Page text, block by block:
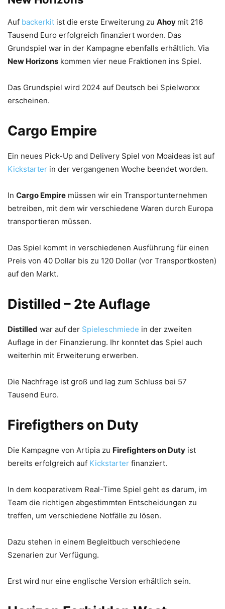
Auf backerkit ist die erste Erweiterung zu Ahoy mit 216
Tausend Euro erfolgreich finanziert worden. Das
Grundspiel war in der Kampagne ebenfalls erhältlich. Via
New Horizons kommen vier neue Fraktionen ins Spiel.
Das Grundspiel wird 2024 auf Deutsch bei Spielworxx
erscheinen.
Cargo Empire
Ein neues Pick-Up and Delivery Spiel von Moaideas ist auf
Kickstarter in der vergangenen Woche beendet worden.
In Cargo Empire müssen wir ein Transportunternehmen
betreiben, mit dem wir verschiedene Waren durch Europa
transportieren müssen.
Das Spiel kommt in verschiedenen Ausführung für einen
Preis von 40 Dollar bis zu 120 Dollar (vor Transportkosten)
auf den Markt.
Distilled – 2te Auflage
Distilled war auf der Spieleschmiede in der zweiten
Auflage in der Finanzierung. Ihr konntet das Spiel auch
weiterhin mit Erweiterung erwerben.
Die Nachfrage ist groß und lag zum Schluss bei 57
Tausend Euro.
Firefigthers on Duty
Die Kampagne von Artipia zu Firefighters on Duty ist
bereits erfolgreich auf Kickstarter finanziert.
In dem kooperativem Real-Time Spiel geht es darum, im
Team die richtigen abgestimmten Entscheidungen zu
treffen, um verschiedene Notfälle zu lösen.
Dazu stehen in einem Begleitbuch verschiedene
Szenarien zur Verfügung.
Erst wird nur eine englische Version erhältlich sein.